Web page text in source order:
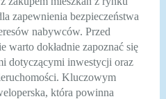
zapewnienia bezpieczeństwa
nabywców. Przed
warto dokładnie zapoznać się
dotyczącymi inwestycji oraz
Kluczowym
która powinna